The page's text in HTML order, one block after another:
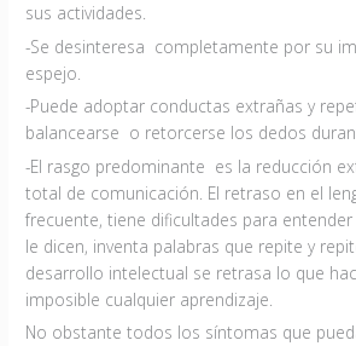
sus actividades.
-Se desinteresa completamente por su
espejo.
-Puede adoptar conductas extrañas y
balancearse o retorcerse los dedos
-El rasgo predominante es la reducción
total de comunicación. El retraso en el
frecuente, tiene dificultades para
le dicen, inventa palabras que repite y
desarrollo intelectual se retrasa lo que
imposible cualquier aprendizaje.
No obstante todos los síntomas que